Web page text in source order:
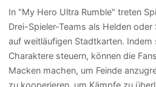
In "My Hero Ultra Rumble" treten
Drei-Spieler-Teams als Helden
auf weitläufigen Stadtkarten.
Charaktere steuern, können die
Macken machen, um Feinde
zu kooperieren, um Kämpfe zu